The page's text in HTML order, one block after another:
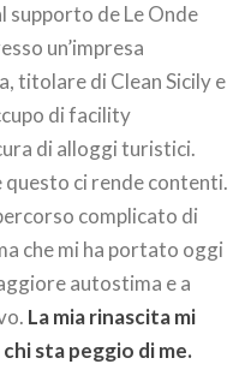
supporto de Le Onde
un’impresa
titolare di Clean Sicily e
di facility
di alloggi turistici.
ci rende contenti.
complicato di
che mi ha portato oggi
autostima e a
La mia rinascita mi
sta peggio di me.